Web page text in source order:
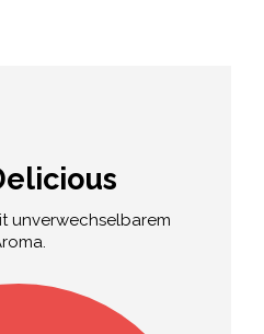
unverwechselbarem